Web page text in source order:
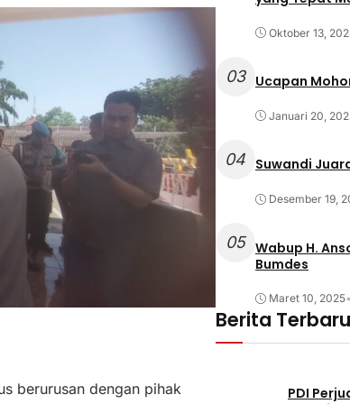
berurusan dengan pihak
Oktober 13,
03 Ucapan
Januari 20,
04 Suwandi
Desember 19,
05 Wabup H.
Bumdes
Maret 10, 2025
Berita Terbaru
PDI